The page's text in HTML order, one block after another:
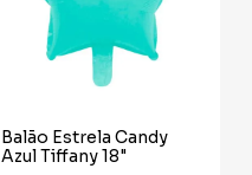
Balão Estrela Candy
Azul Tiffany 18"